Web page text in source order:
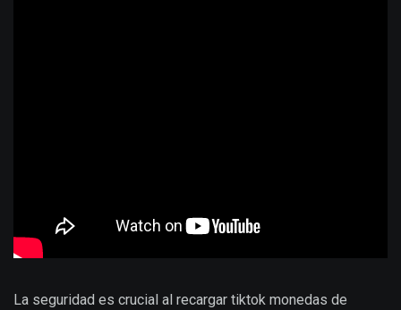
La seguridad es crucial al recargar tiktok monedas de